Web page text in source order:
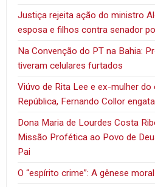
Justiça rejeita ação do ministro
esposa e filhos contra senador
Na Convenção do PT na Bahia:
tiveram celulares furtados
Viúvo de Rita Lee e ex-mulher do
República, Fernando Collor
Dona Maria de Lourdes Costa
Missão Profética ao Povo de
Pai
O “espírito crime”: A gênese